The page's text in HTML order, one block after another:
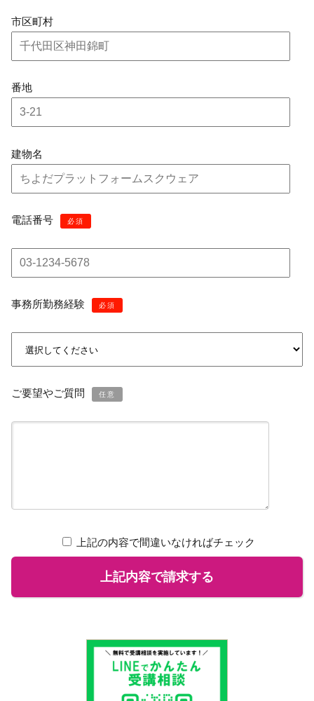
市区町村
番地
建物名
電話番号 必須
事務所勤務経験 必須
ご要望やご質問 任意
上記の内容で間違いなければチェック